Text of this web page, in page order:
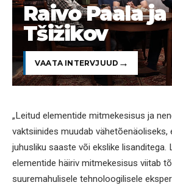
Raivo Paala
Tšižikov
VAATA INTERVJUUD
„Leitud elementide mitmekesisus ja
vaktsiinides muudab vähetõenäoliseks,
juhusliku saaste või ekslike lisanditega.
elementide häiriv mitmekesisus viitab
suuremahulisele tehnoloogilisele